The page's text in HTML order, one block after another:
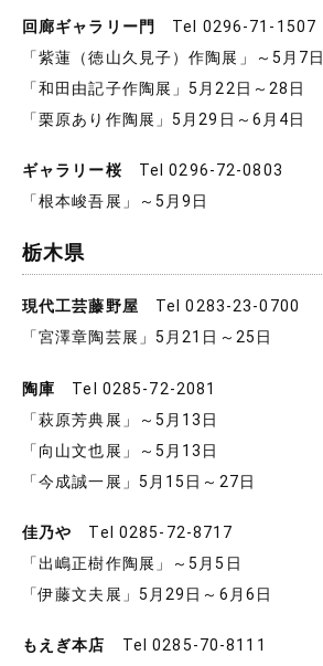
回廊ギャラリー門
Tel 0296-71-1507
「紫蓮（徳山久見子）作陶展」～5月7日
「和田由記子作陶展」5月22日～28日
「栗原あり作陶展」5月29日～6月4日
ギャラリー桜 Tel 0296-72-0803
「根本峻吾展」～5月9日
栃木県
現代工芸藤野屋 Tel 0283-23-0700
「宮澤章陶芸展」5月21日～25日
陶庫 Tel 0285-72-2081
「萩原芳典展」～5月13日
「向山文也展」～5月13日
「今成誠一展」5月15日～27日
佳乃や Tel 0285-72-8717
「出嶋正樹作陶展」～5月5日
「伊藤文夫展」5月29日～6月6日
もえぎ本店
Tel 0285-70-8111